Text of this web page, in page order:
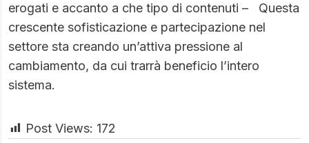
erogati e accanto a che tipo di contenuti – Questa
crescente sofisticazione e partecipazione nel
settore sta creando un’attiva pressione al
cambiamento, da cui trarrà beneficio l’intero
sistema.
Post Views: 172